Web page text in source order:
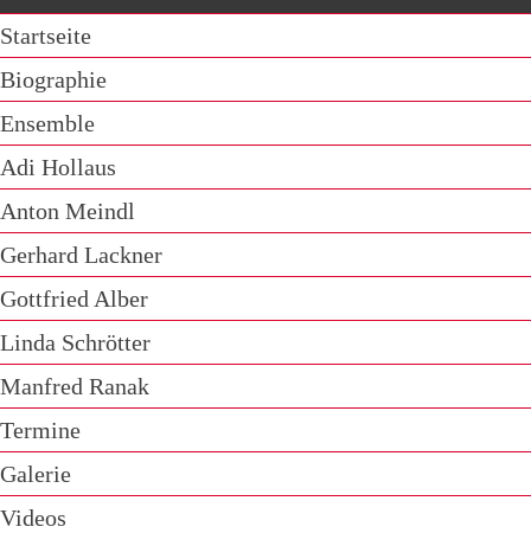
Startseite
Biographie
Ensemble
Adi Hollaus
Anton Meindl
Gerhard Lackner
Gottfried Alber
Linda Schrötter
Manfred Ranak
Termine
Galerie
Videos